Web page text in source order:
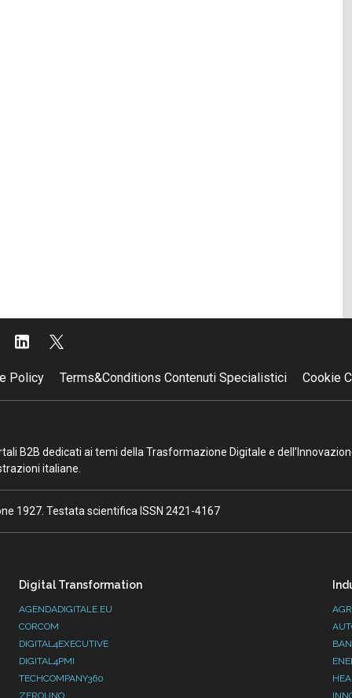
Policy Terms&Conditions Contenuti Specialistici Cookie
B2B dedicati ai temi della Trasformazione Digitale e
italiane.
1927. Testata scientifica ISSN 2421-4167
Digital Transformation
AGENDADIGITALE.EU
CORCOM
DIGITAL4EXECUTIVE
DIGITAL4PMI
TECHCOMPANY360